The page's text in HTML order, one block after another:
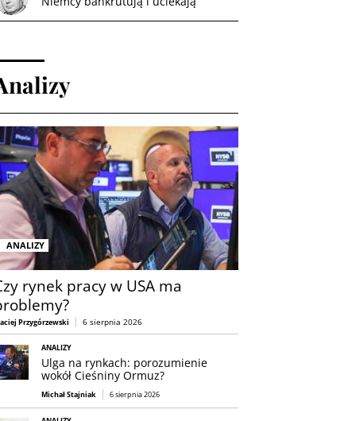
ANALIZY
rynek pracy w USA ma
Przygórzewski 6 sierpnia 2026
ANALIZY
Ulga na rynkach: porozumienie
wokół Cieśniny Ormuz?
Michał Stajniak 6 sierpnia 2026